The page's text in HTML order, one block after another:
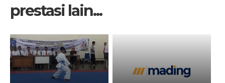
prestasi lain...